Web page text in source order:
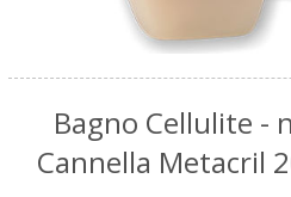
Bagno Cellulite -
Cannella Metacril